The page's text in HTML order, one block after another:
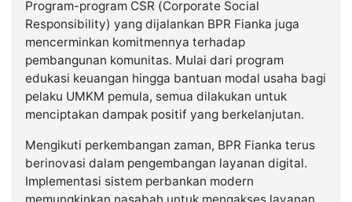
Program-program CSR (Corporate Social
Responsibility) yang dijalankan BPR Fianka juga
mencerminkan komitmennya terhadap
pembangunan komunitas. Mulai dari program
edukasi keuangan hingga bantuan modal usaha bagi
pelaku UMKM pemula, semua dilakukan untuk
menciptakan dampak positif yang berkelanjutan.
Mengikuti perkembangan zaman, BPR Fianka terus
berinovasi dalam pengembangan layanan digital.
Implementasi sistem perbankan modern